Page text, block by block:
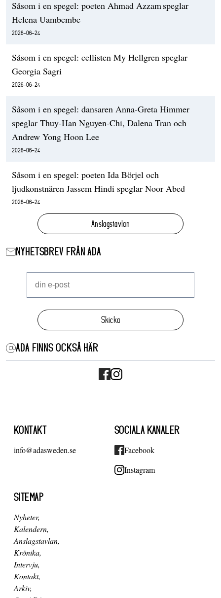
Såsom i en spegel: poeten Ahmad Azzam speglar
Helena Uambembe
2026-06-24
Såsom i en spegel: cellisten My Hellgren speglar
Georgia Sagri
2026-06-24
Såsom i en spegel: dansaren Anna-Greta Himmer
speglar Thuy-Han Nguyen-Chi, Dalena Tran och
Andrew Yong Hoon Lee
2026-06-24
Såsom i en spegel: poeten Ida Börjel och
ljudkonstnären Jassem Hindi speglar Noor Abed
2026-06-24
Anslagstavlan
NYHETSBREV FRÅN ADA
Skicka
ADA FINNS OCKSÅ HÄR
KONTAKT
info@adasweden.se
SOCIALA KANALER
Facebook
Instagram
SITEMAP
Nyheter
Kalendern
Anslagstavlan
Krönika
Intervju
Kontakt
Arkiv